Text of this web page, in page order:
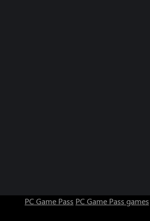
PC Game Pass PC Game Pass games